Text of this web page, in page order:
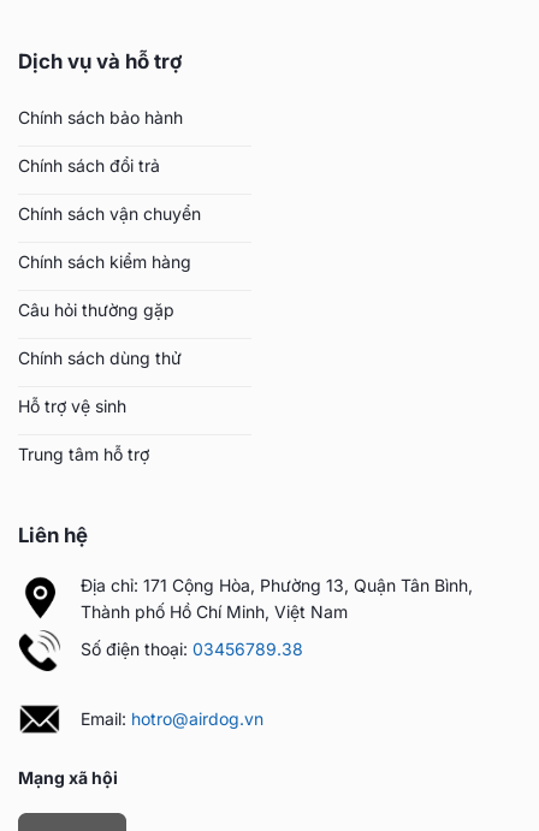
Dịch vụ và hỗ trợ
Chính sách bảo hành
Chính sách đổi trả
Chính sách vận chuyển
Chính sách kiểm hàng
Câu hỏi thường gặp
Chính sách dùng thử
Hỗ trợ vệ sinh
Trung tâm hỗ trợ
Liên hệ
Địa chỉ: 171 Cộng Hòa, Phường 13, Quận Tân Bình,
Thành phố Hồ Chí Minh, Việt Nam
Số điện thoại: 03456789.38
Email: hotro@airdog.vn
Mạng xã hội